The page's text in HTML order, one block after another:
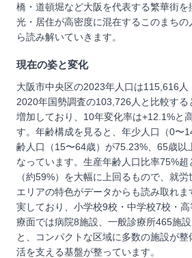
橋・道頓堀など大阪を代表する繁華街を
光・居住が高密度に混在するこのまち
ら読み解いていきます。
現在の姿と変化
大阪市中央区の2023年人口は115,616人
2020年国勢調査の103,726人と比較する
増加しており、10年変化率は+12.1%と
す。年齢構成を見ると、年少人口（0〜
齢人口（15〜64歳）が75.23%、65歳以
なっています。生産年齢人口比率75%
（約59%）を大幅に上回るもので、就
エリアの特色がデータからも読み取れ
実しており、小学校9校・中学校7校・
療面では病院8施設、一般診療所465施
と、コンパクトな区域に多数の施設が
活を支える基盤が整っています。